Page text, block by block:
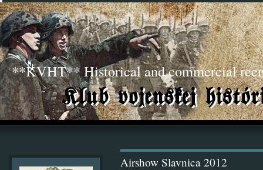
**KVHT** Historical and commercial
Airshow Slavnica 2012